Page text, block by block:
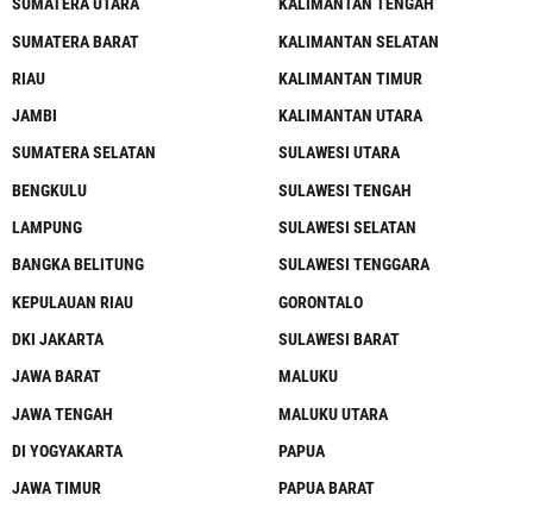
SUMATERA UTARA
SUMATERA BARAT
RIAU
JAMBI
SUMATERA SELATAN
BENGKULU
LAMPUNG
BANGKA BELITUNG
KEPULAUAN RIAU
DKI JAKARTA
JAWA BARAT
JAWA TENGAH
DI YOGYAKARTA
JAWA TIMUR
KALIMANTAN TENGAH
KALIMANTAN SELATAN
KALIMANTAN TIMUR
KALIMANTAN UTARA
SULAWESI UTARA
SULAWESI TENGAH
SULAWESI SELATAN
SULAWESI TENGGARA
GORONTALO
SULAWESI BARAT
MALUKU
MALUKU UTARA
PAPUA
PAPUA BARAT